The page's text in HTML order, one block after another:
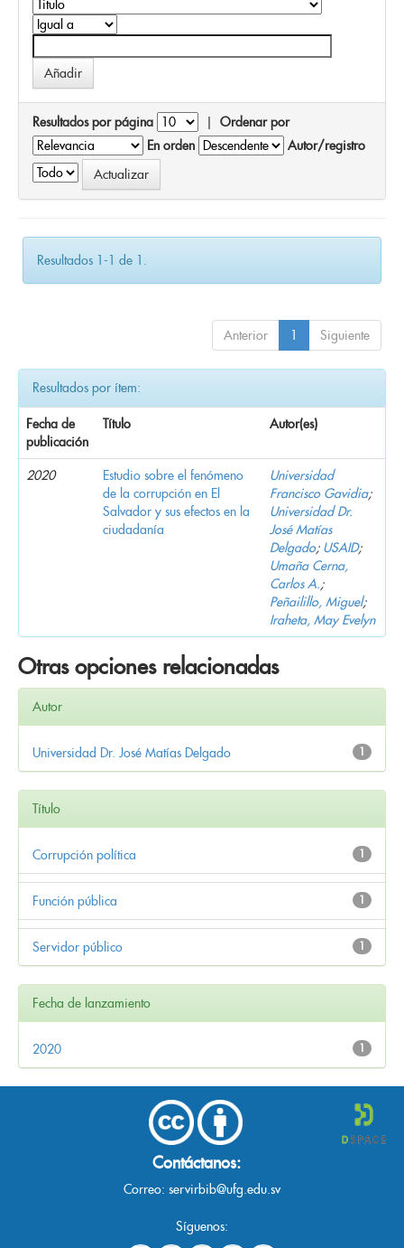
Resultados por página | Ordenar por
En orden
Autor/registro
Resultados 1-1 de 1.
Anterior 1 Siguiente
Resultados por ítem:
Fecha de
publicación
Título Autor(es)
2020
Estudio sobre el fenómeno
de la corrupción en El
Salvador y sus efectos en la
ciudadanía
Universidad
Francisco Gavidia;
Universidad Dr.
José Matías
Delgado; USAID;
Umaña Cerna,
Carlos A.;
Peñailillo, Miguel;
Iraheta, May Evelyn
Otras opciones relacionadas
Autor
1
Universidad Dr. José Matías Delgado
Título
1
Corrupción política
1
Función pública
1
Servidor público
Fecha de lanzamiento
1
2020
Contáctanos:
Correo: servirbib@ufg.edu.sv
Síguenos: